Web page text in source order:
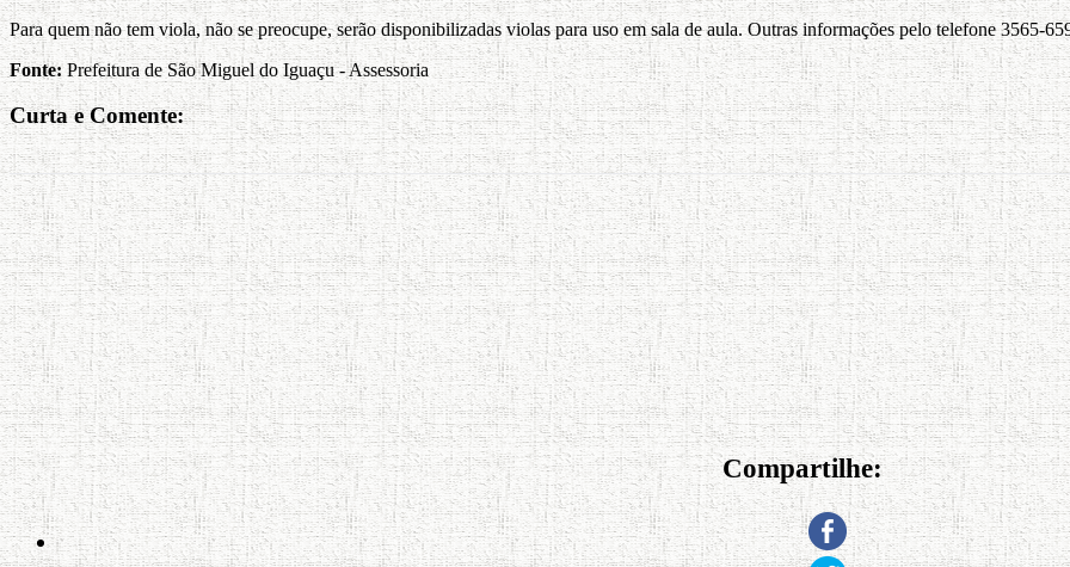
Para quem não tem viola, não se preocupe, serão disponibilizadas violas para uso em sala de aula. Outras informações pelo telefone 3565-
Fonte:Prefeitura de São Miguel do Iguaçu - Assessoria
Curta e Comente:
Compartilhe: